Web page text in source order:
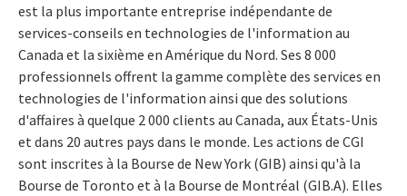
est la plus importante entreprise indépendante de
services-conseils en technologies de l'information au
Canada et la sixième en Amérique du Nord. Ses 8 000
professionnels offrent la gamme complète des services en
technologies de l'information ainsi que des solutions
d'affaires à quelque 2 000 clients au Canada, aux États-Unis
et dans 20 autres pays dans le monde. Les actions de CGI
sont inscrites à la Bourse de New York (GIB) ainsi qu'à la
Bourse de Toronto et à la Bourse de Montréal (GIB.A). Elles